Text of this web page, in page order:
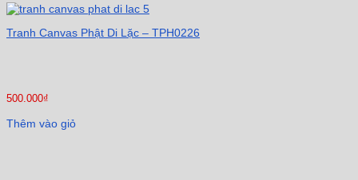
Tranh Canvas Phật Di Lặc – TPH0226
500.000₫
Thêm vào giỏ